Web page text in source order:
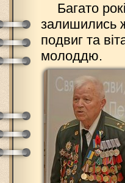
Багато
залишились
подвиг та
молоддю.